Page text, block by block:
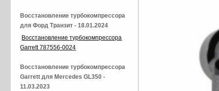
Восстановление турбокомпрессора
для Форд Транзит - 18.01.2024
Восстановление турбокомпрессора
Garrett 787556-0024
Восстановление турбокомпрессора
Garrett для Mercedes GL350 -
11.03.2023